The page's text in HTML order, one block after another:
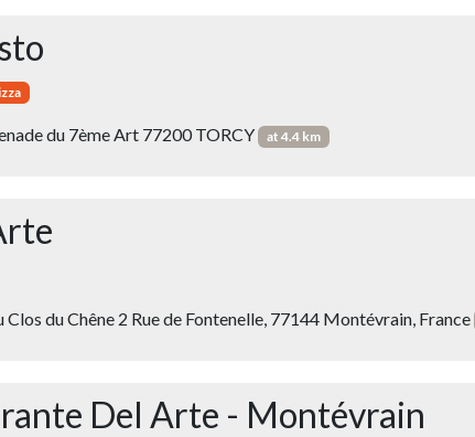
du 7ème Art 77200 TORCY at 4.4 km
Clos du Chêne 2 Rue de Fontenelle, 77144 Montévrain, France
Del Arte - Montévrain